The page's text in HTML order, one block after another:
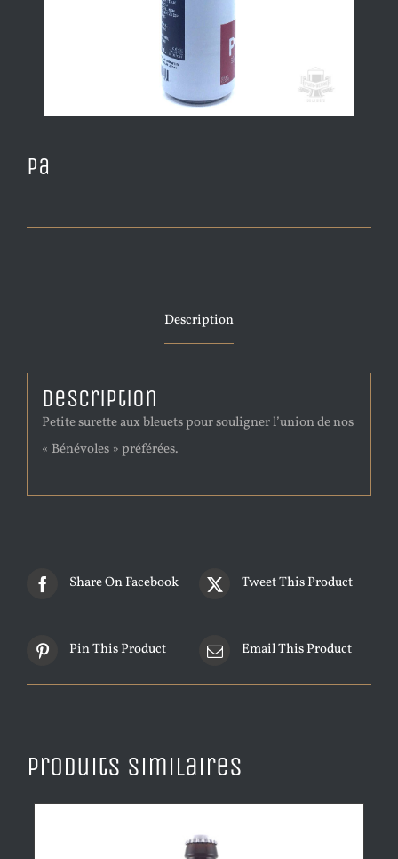
Pa
Description
Description
Petite surette aux bleuets pour souligner l’union de nos
« Bénévoles » préférées.
Share On Facebook Tweet This Product
Pin This Product Email This Product
Produits similaires